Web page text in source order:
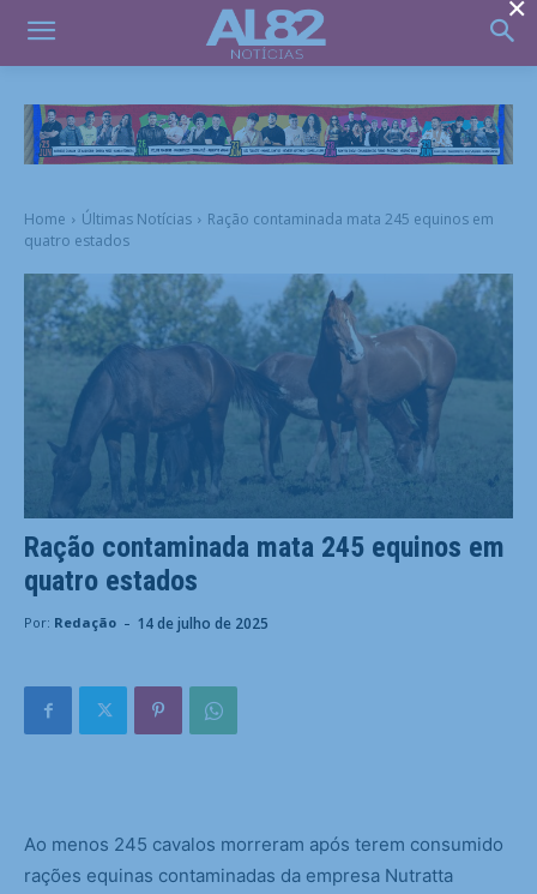
Home Últimas Notícias
Ração contaminada mata 245 equinos em
quatro estados
Ração contaminada mata 245 equinos em
quatro estados
Por: Redação - 14 de julho de 2025
Ao menos 245 cavalos morreram após terem consumido
rações equinas contaminadas da empresa Nutratta